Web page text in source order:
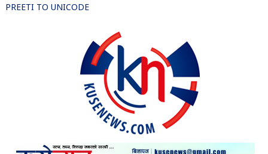
PREETI TO UNICODE